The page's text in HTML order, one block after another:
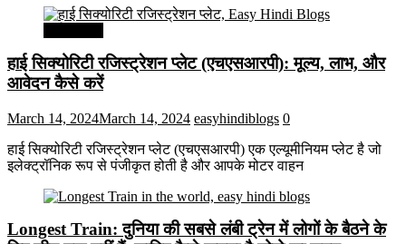
हाई सिक्योरिटी रजिस्ट्रेशन प्लेट (एचएसआरपी): मूल्य, लाभ, और
आवेदन कैसे करें
March 14, 2024March 14, 2024 easyhindiblogs 0
हाई सिक्योरिटी रजिस्ट्रेशन प्लेट (एचएसआरपी) एक एल्यूमीनियम प्लेट है जो
इलेक्ट्रॉनिक रूप से पंजीकृत होती है और आपके मोटर वाहन
Longest Train: दुनिया की सबसे लंबी ट्रेन में लोगों के बैठने के